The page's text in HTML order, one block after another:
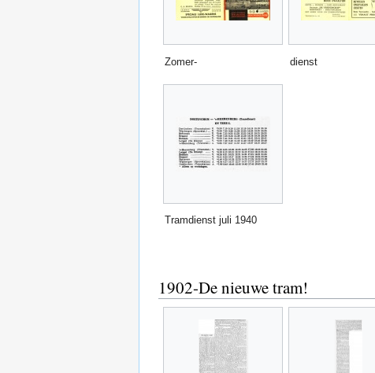
Zomer- dienst
Tramdienst juli 1940
1902-De nieuwe tram!